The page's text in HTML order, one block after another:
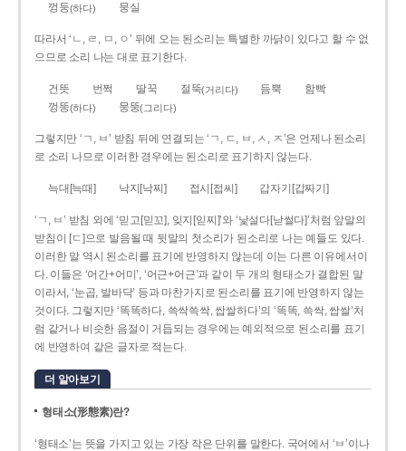
껑둥(하다) 뭉실
따라서 ‘ㄴ, ㄹ, ㅁ, ㅇ’ 뒤에 오는 된소리는 특별한 까닭이 있다고 할 수 없
으므로 소리 나는 대로 표기한다.
건뜻 번쩍 딸꾹 절뚝(거리다) 듬뿍
함빡
껑뚱(하다) 뭉뚱(그리다)
그렇지만 ‘ㄱ, ㅂ’ 받침 뒤에 연결되는 ‘ㄱ, ㄷ, ㅂ, ㅅ, ㅈ’은 언제나 된소리
로 소리 나므로 이러한 경우에는 된소리로 표기하지 않는다.
늑대[늑때] 낙지[낙찌] 접시[접씨] 갑자기[갑짜기]
‘ㄱ, ㅂ’ 받침 외에 ‘믿고[믿꼬], 잊지[읻찌]’와 ‘낯설다[낟썰다]’처럼 앞말의
받침이 [ㄷ]으로 발음될 때 뒷말의 첫소리가 된소리로 나는 예들도 있다.
이러한 말 역시 된소리를 표기에 반영하지 않는데 이는 다른 이유에서이
다. 이들은 ‘어간+어미’, ‘어근+어근’과 같이 두 개의 형태소가 결합된 말
이라서, ‘눈곱, 발바닥’ 등과 마찬가지로 된소리를 표기에 반영하지 않는
것이다. 그렇지만 ‘똑똑하다, 쓱싹쓱싹, 쌉쌀하다’의 ‘똑똑, 쓱싹, 쌉쌀’처
럼 같거나 비슷한 음절이 거듭되는 경우에는 예외적으로 된소리를 표기
에 반영하여 같은 글자로 적는다.
더 알아보기
형태소(形態素)란?
‘형태소’는 뜻을 가지고 있는 가장 작은 단위를 말한다. 국어에서 ‘ㅂ’이나